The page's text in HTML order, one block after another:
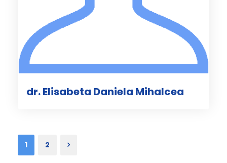
dr. Elisabeta Daniela Mihalcea
1 2